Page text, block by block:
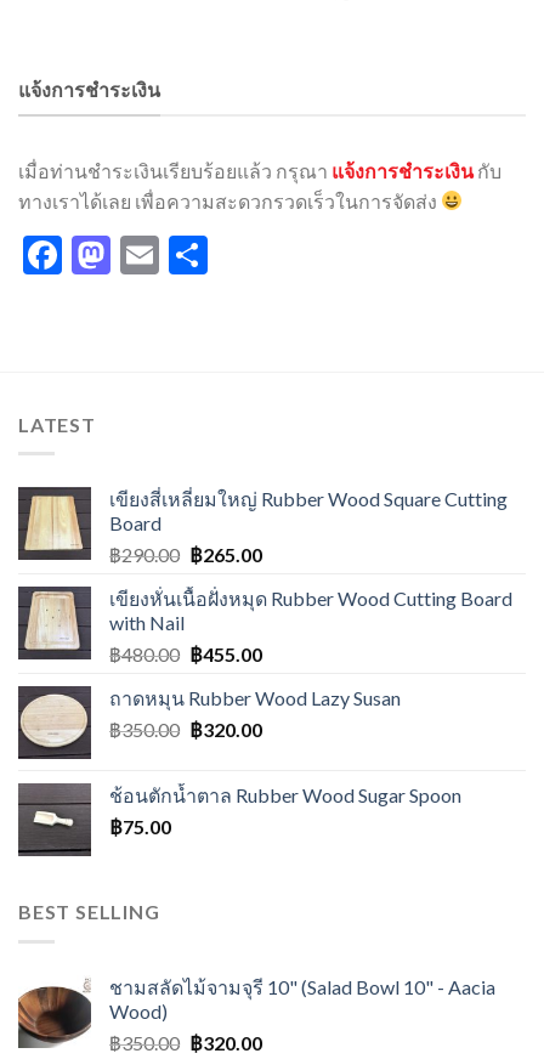
แจ้งการชำระเงิน
เมื่อท่านชำระเงินเรียบร้อยแล้ว กรุณา แจ้งการชำระเงินกับ
ทางเราได้เลย เพื่อความสะดวกรวดเร็วในการจัดส่ง
Facebook
Mastodon
Email
LATEST
เขียงสี่เหลี่ยมใหญ่ Rubber Wood Square Cutting
Board
฿290.00 ฿265.00
เขียงหั่นเนื้อฝั่งหมุด Rubber Wood Cutting Board
with Nail
฿480.00 ฿455.00
ถาดหมุน Rubber Wood Lazy Susan
฿350.00 ฿320.00
ช้อนตักน้ำตาล Rubber Wood Sugar Spoon
฿75.00
BEST SELLING
ชามสลัดไม้จามจุรี 10" (Salad Bowl 10" - Aacia
Wood)
฿350.00 ฿320.00